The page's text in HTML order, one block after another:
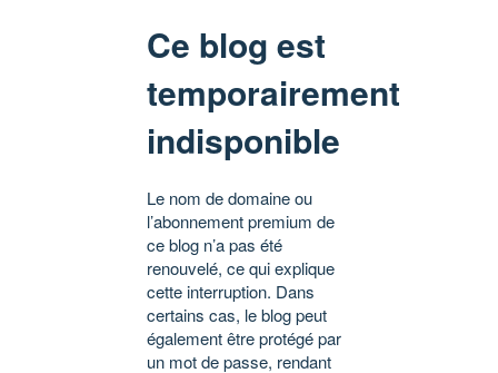
Ce blog est
temporairement
indisponible
Le nom de domaine ou
l’abonnement premium de
ce blog n’a pas été
renouvelé, ce qui explique
cette interruption. Dans
certains cas, le blog peut
également être protégé par
un mot de passe, rendant